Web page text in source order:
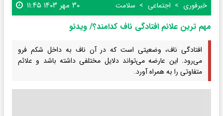
خبرفوری اجتماعی سلامت ۳۰ مهر ۱۴۰۳ ۱۱:۴۵
مهم ترین علائم افتادگی ناف کدامند؟/ ویدئو
افتادگی ناف، وضعیتی است که در آن ناف به داخل شکم فرو
می‌رود. این عارضه می‌تواند دلایل مختلفی داشته باشد و علائم
متفاوتی را به همراه آورد.